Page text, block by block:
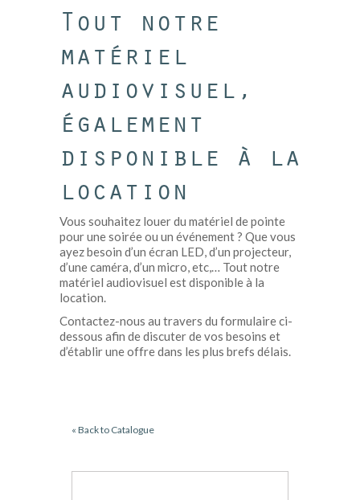
Tout notre
matériel
audiovisuel,
également
disponible à la
location
Vous souhaitez louer du matériel de pointe
pour une soirée ou un événement ? Que vous
ayez besoin d’un écran LED, d’un projecteur,
d’une caméra, d’un micro, etc,… Tout notre
matériel audiovisuel est disponible à la
location.
Contactez-nous au travers du formulaire ci-
dessous afin de discuter de vos besoins et
d’établir une offre dans les plus brefs délais.
« Back to Catalogue